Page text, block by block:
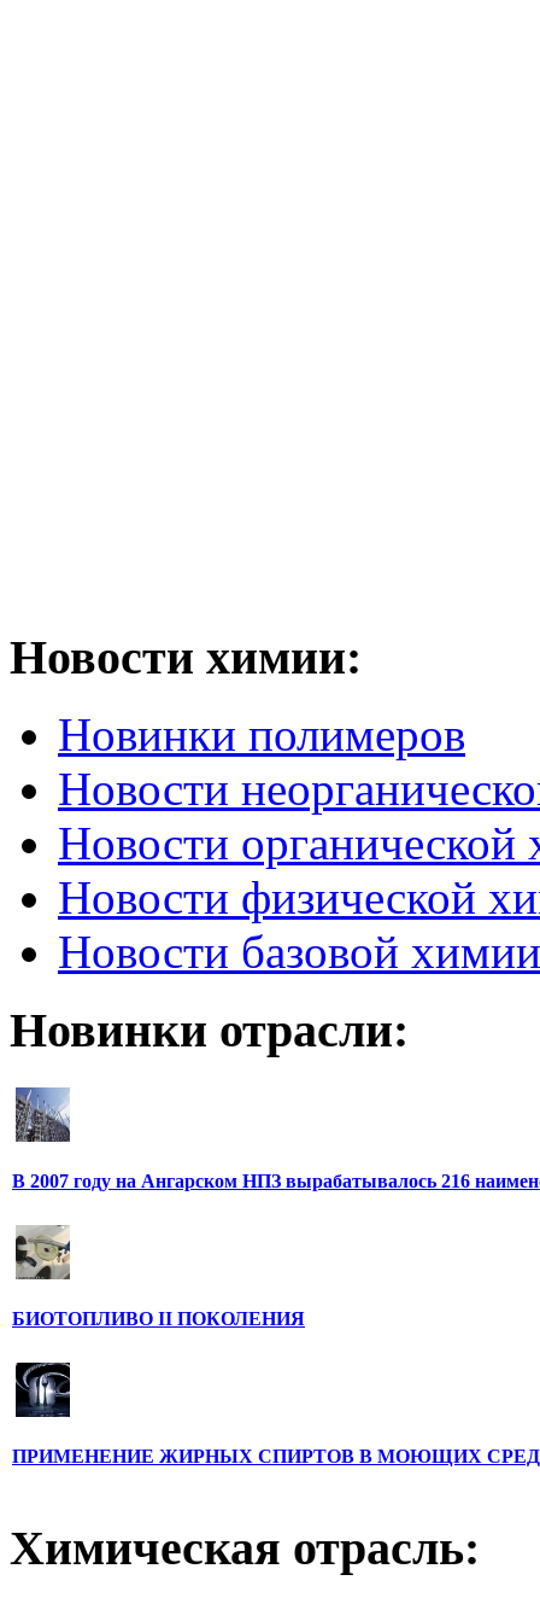
Новости химии:
Новинки полимеров
Новости
Новости органической
Новости физической
Новости базовой химии
Новинки отрасли:
В 2007 году на Ангарском НПЗ вырабатывалось 216
БИОТОПЛИВО II ПОКОЛЕНИЯ
ПРИМЕНЕНИЕ ЖИРНЫХ СПИРТОВ В МОЮЩИХ
Химическая отрасль: